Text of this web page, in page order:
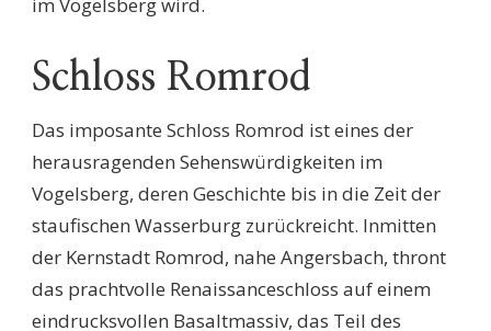
im Vogelsberg wird.
Schloss Romrod
Das imposante Schloss Romrod ist eines der
herausragenden Sehenswürdigkeiten im
Vogelsberg, deren Geschichte bis in die Zeit der
staufischen Wasserburg zurückreicht. Inmitten
der Kernstadt Romrod, nahe Angersbach, thront
das prachtvolle Renaissanceschloss auf einem
eindrucksvollen Basaltmassiv, das Teil des